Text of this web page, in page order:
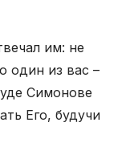
им: не
один из вас –
Симонове
Его, будучи